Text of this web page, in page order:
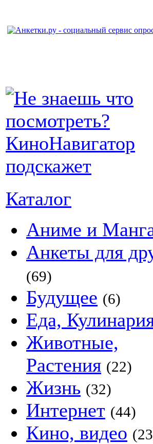
Каталог
Аниме и
Анкеты для
(69)
Будущее (6)
Еда,
Животные,
Растения (22)
Жизнь (32)
Интернет (44)
Кино, видео